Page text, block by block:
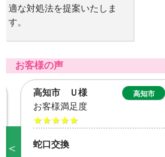
適な対処法を提案いたしま
す。
お客様の声
高知市 Ｕ様 高知市
お客様満足度
★★★★★
蛇口交換
＜